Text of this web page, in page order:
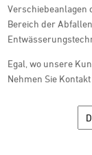
Verschiebeanlagen
Bereich der
Egal, wo unsere
Nehmen Sie